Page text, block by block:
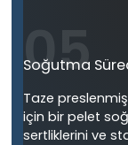
05
Soğutma
Taze
için bir pelet
sertliklerini ve